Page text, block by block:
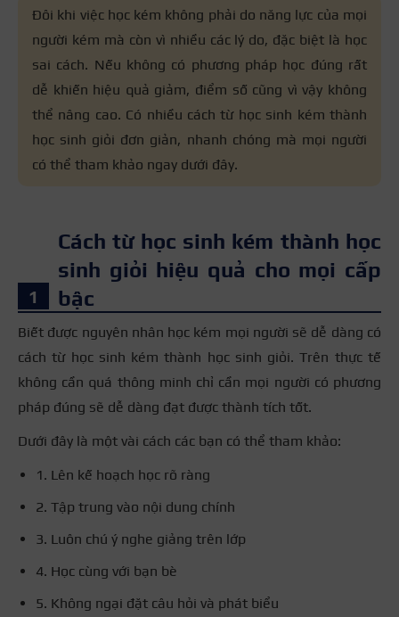
nối mi, trang điểm, tóc. Nội dung bài
viết được xây dựng dựa trên giáo trình
đào tạo và kinh nghiệm giảng dạy
thực tế, đồng thời được cập nhật
thường xuyên để đảm bảo tính chính
xác.
Đôi khi việc học kém không phải do năng lực của mọi
người kém mà còn vì nhiều các lý do, đặc biệt là học
sai cách. Nếu không có phương pháp học đúng rất
dễ khiến hiệu quả giảm, điểm số cũng vì vậy không
thể nâng cao. Có nhiều cách từ học sinh kém thành
học sinh giỏi đơn giản, nhanh chóng mà mọi người
có thể tham khảo ngay dưới đây.
Cách từ học sinh kém thành học
sinh giỏi hiệu quả cho mọi cấp
bậc
Biết được nguyên nhân học kém mọi người sẽ dễ dàng có
cách từ học sinh kém thành học sinh giỏi. Trên thực tế
không cần quá thông minh chỉ cần mọi người có phương
pháp đúng sẽ dễ dàng đạt được thành tích tốt.
Dưới đây là một vài cách các bạn có thể tham khảo:
1. Lên kế hoạch học rõ ràng
2. Tập trung vào nội dung chính
3. Luôn chú ý nghe giảng trên lớp
4. Học cùng với bạn bè
5. Không ngại đặt câu hỏi và phát biểu